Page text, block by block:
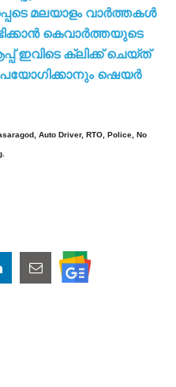
മലയാളം വാർത്തകൾ
കെവാർത്തയുടെ
ക്ലിക്ക് ചെയ്ത്
ഷെയർ
Auto Driver, RTO, Police, No